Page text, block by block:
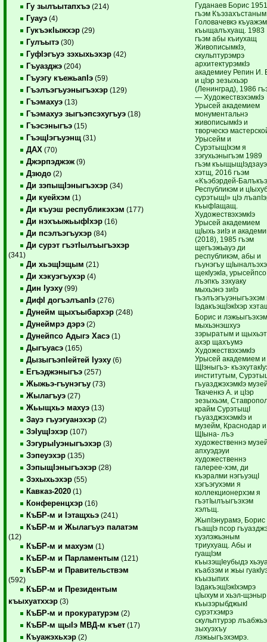
Гу зылъытапхъэ (214)
Гуауэ (4)
ГукъэкIыжхэр (29)
Гулъытэ (30)
ГуфIэгъуэ зэхыхьэхэр (42)
Гъуазджэ (204)
Гъуэгу къежьапIэ (59)
Гъэлъэгъуэныгъэхэр (129)
Гъэмахуэ (13)
Гъэмахуэ зыгъэпсэхугъуэ (18)
Гъэсэныгъэ (15)
ГъэщIэгъуэнщ (31)
ДАХ (70)
Джэрпэджэж (9)
Дзюдо (2)
Ди зэпыщIэныгъэхэр (34)
Ди куейхэм (1)
Ди къуэш республикэхэм (177)
Ди нэхъыжьыфIхэр (16)
Ди псэлъэгъухэр (84)
Ди сурэт гъэтIылъыгъэхэр
(341)
Ди хьэщIэщым (21)
Ди хэкуэгъухэр (4)
Дин Iуэху (99)
ДифI догъэлъапIэ (276)
Дунейм щыхъыбархэр (248)
Дунеймрэ дэрэ (2)
Дунейпсо Адыгэ Хасэ (1)
Дыгъуасэ (165)
ДызыгъэпIейтей Iуэху (6)
Егъэджэныгъэ (257)
Жыжьэ-гъунэгъу (73)
Жылагъуэ (27)
Жьыщхьэ махуэ (13)
Зауэ гъуэгуанэхэр (2)
ЗэIущIэхэр (107)
ЗэгурыIуэныгъэхэр (3)
Зэпеуэхэр (135)
ЗэпыщIэныгъэхэр (28)
Зэхыхьэхэр (55)
Кавказ-2020 (1)
Конференцхэр (16)
КъБР-м и Iэтащхьэ (241)
КъБР-м и Жылагъуэ палатэм
(12)
КъБР-м и махуэм (1)
КъБР-м и Парламентым (121)
КъБР-м и Правительствэм
(592)
КъБР-м и Президентым
къыхуатххэр (3)
КъБР-м и прокуратурэм (2)
КъБР-м щыIэ МВД-м къет (17)
Къуажэхьхэр (2)
Гуданаев Борис
гъэм
Головачевкэ къуажэм
къыщалъхуащ. 1983
гъэм абы къиухащ
ЖивописымкIэ,
скульптурэмрэ
архитектурэмкIэ
академиеу Репин И.
и цIэр зезыхьэр
(Ленинград), 1986
— ХудожествэхэмкIэ
Урысей академием
монументальнэ
живописымкIэ и
творческэ
Урысейм и
СурэтыщIхэм я
зэгухьэныгъэм 1989
гъэм къыщыщIэдзауэ
хэтщ, 2016 гъэм
«Къэбэрдей-
Республикэм и
сурэтыщI» цIэ
къыфIащащ.
ХудожествэхэмкIэ
Урысей академием
щIыхь зиIэ и
(2018), 1985 гъэм
щегъэжьауэ ди
республикэм, абы и
гъунэгъу
щекIуэкIа,
лъэпкъ зэхуаку
мыхьэнэ зиIэ
гъэлъэгъуэныгъэхэм
IэдакъэщIэкIхэр
Борис и
мыхьэнэшхуэ
зэрыратым и
ахэр щахъумэ
ХудожествэхэмкIэ
Урысей академием и
ЩIэныгъэ-
институтым,
гъуазджэхэмкIэ
Ткаченкэ А. и цIэр
зезыхьэм,
крайм СурэтыщI
гъуазджэхэмкIэ и
музейм, Краснодар и
ЩIына- лъэ
художественнэ
апхуэдэуи
художественнэ
галерее-хэм, ди
къэралми нэгъуэщI
хэгъэгухэми я
коллекционерхэм я
гъэтIылъыгъэхэм
хэлъщ.
ЖыпIэнурамэ, Борис
гъащIэ псор
хуэлэжьэным
триухуащ. Абы и
гуащIэм
къызэщIеубыдэ
къабзэм и жьы
къызыпих
IэдакъэщIэкIхэмрэ
цIыхум и хьэл-щэныр
къызэрыбджыкI
сурэтхэмрэ
скульптурэр лъабжьэ
зыхуэхъу
лэжьыгъэхэмрэ.